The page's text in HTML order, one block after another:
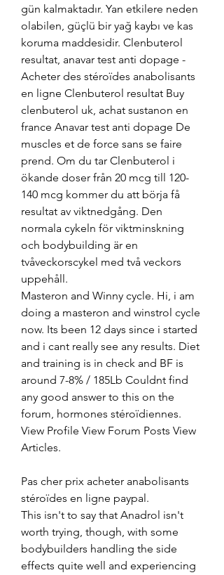
gün kalmaktadır. Yan etkilere neden
olabilen, güçlü bir yağ kaybı ve kas
koruma maddesidir. Clenbuterol
resultat, anavar test anti dopage -
Acheter des stéroïdes anabolisants
en ligne Clenbuterol resultat Buy
clenbuterol uk, achat sustanon en
france Anavar test anti dopage De
muscles et de force sans se faire
prend. Om du tar Clenbuterol i
ökande doser från 20 mcg till 120-
140 mcg kommer du att börja få
resultat av viktnedgång. Den
normala cykeln för viktminskning
och bodybuilding är en
tvåveckorscykel med två veckors
uppehåll.
Masteron and Winny cycle. Hi, i am
doing a masteron and winstrol cycle
now. Its been 12 days since i started
and i cant really see any results. Diet
and training is in check and BF is
around 7-8% / 185Lb Couldnt find
any good answer to this on the
forum, hormones stéroïdiennes.
View Profile View Forum Posts View
Articles.
Pas cher prix acheter anabolisants
stéroïdes en ligne paypal.
This isn't to say that Anadrol isn't
worth trying, though, with some
bodybuilders handling the side
effects quite well and experiencing